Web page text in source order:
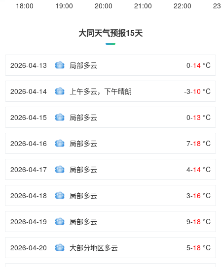
18:00 19:00 20:00 21:00 22:00
大同天气预报15天
2026-04-13 局部多云 0-14 °C
2026-04-14 上午多云，下午晴朗 -3-10 °C
2026-04-15 局部多云 0-13 °C
2026-04-16 局部多云 7-18 °C
2026-04-17 局部多云 4-14 °C
2026-04-18 局部多云 3-16 °C
2026-04-19 局部多云 9-18 °C
2026-04-20 大部分地区多云 5-18 °C